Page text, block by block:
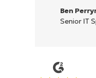
Ben
Senior IT